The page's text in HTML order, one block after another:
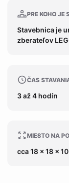
PRE KOHO JE
Stavebnica je
zberateľov
ČAS
3 až 4 hodín
MIESTO NA
cca 18 x 18 x